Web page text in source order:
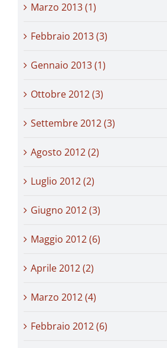
Marzo 2013 (1)
Febbraio 2013 (3)
Gennaio 2013 (1)
Ottobre 2012 (3)
Settembre 2012 (3)
Agosto 2012 (2)
Luglio 2012 (2)
Giugno 2012 (3)
Maggio 2012 (6)
Aprile 2012 (2)
Marzo 2012 (4)
Febbraio 2012 (6)